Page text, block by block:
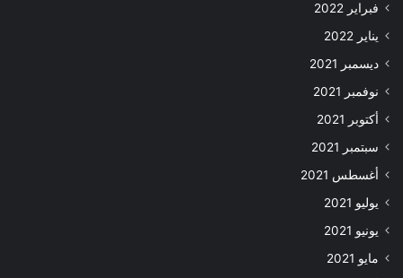
فبراير 2022
يناير 2022
ديسمبر 2021
نوفمبر 2021
أكتوبر 2021
سبتمبر 2021
أغسطس 2021
يوليو 2021
يونيو 2021
مايو 2021